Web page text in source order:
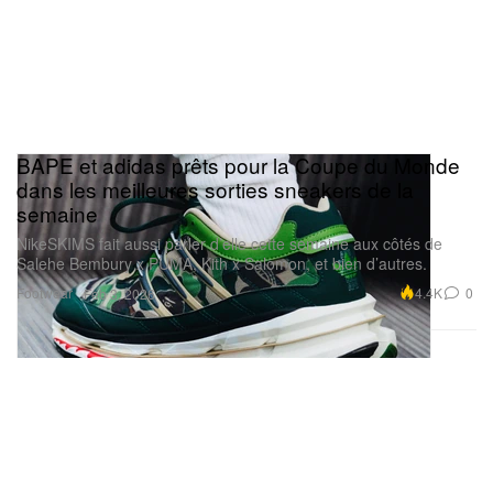
Footwear
BAPE et adidas prêts pour la Coupe du Monde
dans les meilleures sorties sneakers de la
semaine
NikeSKIMS fait aussi parler d’elle cette semaine aux côtés de
Salehe Bembury x PUMA, Kith x Salomon, et bien d’autres.
Feb 3, 2026 4.4K 0